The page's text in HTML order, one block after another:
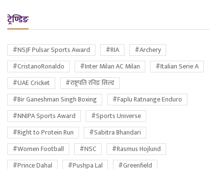
ट्रेण्डिङ
#NSJF Pulsar Sports Award #RIA
#Archery
#CristanoRonaldo
#Inter Milan AC Milan
#Italian Serie A
#UAE Cricket
#राष्ट्रपति रनिङ सिल्ड
#Bir Ganeshman Singh Boxing
#Faplu Ratnange Enduro
#NNIPA Sports Award
#Sports Universe
#Right to Protein Run
#Sabitra Bhandari
#Women Football
#NSC
#Rasmus Hojlund
#Prince Dahal
#Pushpa Lal #Greenfield